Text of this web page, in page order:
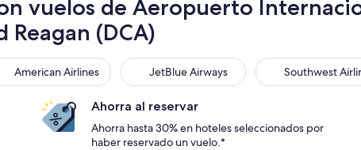
vuelos de Aeropuerto
(DCA)
American Airlines
Airlines JetBlue Airways
JetBlue Airways Southwest
Southwest Airlines
Ahorra al reservar
Ahorra hasta 30% en hoteles seleccionados por
haber reservado un vuelo.*